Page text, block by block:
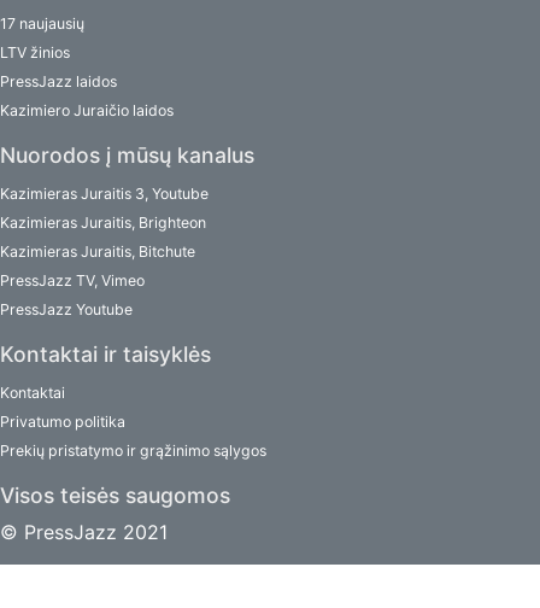
17 naujausių
LTV žinios
PressJazz laidos
Kazimiero Juraičio laidos
Nuorodos į mūsų kanalus
Kazimieras Juraitis 3, Youtube
Kazimieras Juraitis, Brighteon
Kazimieras Juraitis, Bitchute
PressJazz TV, Vimeo
PressJazz Youtube
Kontaktai ir taisyklės
Kontaktai
Privatumo politika
Prekių pristatymo ir grąžinimo sąlygos
Visos teisės saugomos
© PressJazz 2021